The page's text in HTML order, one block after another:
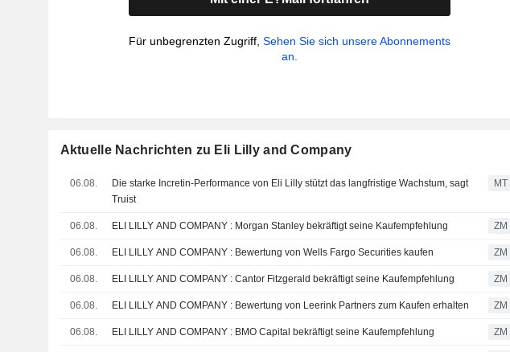
Für unbegrenzten Zugriff,Sehen Sie sich unsere Abonnements
an.
Aktuelle Nachrichten zu Eli Lilly and Company
06.08.
Die starke Incretin-Performance von Eli Lilly stützt das langfristige Wachstum, sagt
Truist
MT
06.08. ELI LILLY AND COMPANY : Morgan Stanley bekräftigt seine Kaufempfehlung ZM
06.08. ELI LILLY AND COMPANY : Bewertung von Wells Fargo Securities kaufen ZM
06.08. ELI LILLY AND COMPANY : Cantor Fitzgerald bekräftigt seine Kaufempfehlung ZM
06.08. ELI LILLY AND COMPANY : Bewertung von Leerink Partners zum Kaufen erhalten ZM
06.08. ELI LILLY AND COMPANY : BMO Capital bekräftigt seine Kaufempfehlung ZM